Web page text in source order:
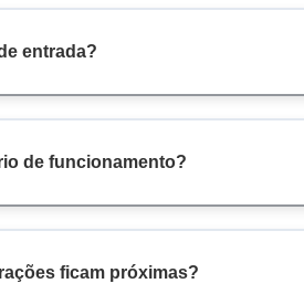
entrada?
de funcionamento?
ficam próximas?